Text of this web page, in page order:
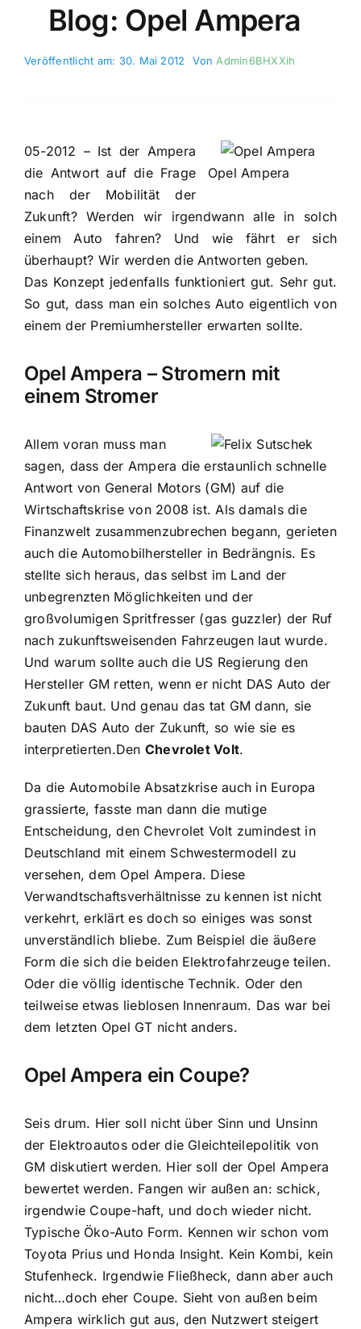
Blog: Opel Ampera
Veröffentlicht am: 30. Mai 2012 VonAdmin6BHXXih
Opel Ampera
05-2012 – Ist der Ampera
die Antwort auf die Frage
nach der Mobilität der
Zukunft? Werden wir irgendwann alle in solch
einem Auto fahren? Und wie fährt er sich
überhaupt? Wir werden die Antworten geben.
Das Konzept jedenfalls funktioniert gut. Sehr gut.
So gut, dass man ein solches Auto eigentlich von
einem der Premiumhersteller erwarten sollte.
Opel Ampera – Stromern mit
einem Stromer
Allem voran muss man
sagen, dass der Ampera die erstaunlich schnelle
Antwort von General Motors (GM) auf die
Wirtschaftskrise von 2008 ist. Als damals die
Finanzwelt zusammenzubrechen begann, gerieten
auch die Automobilhersteller in Bedrängnis. Es
stellte sich heraus, das selbst im Land der
unbegrenzten Möglichkeiten und der
großvolumigen Spritfresser (gas guzzler) der Ruf
nach zukunftsweisenden Fahrzeugen laut wurde.
Und warum sollte auch die US Regierung den
Hersteller GM retten, wenn er nicht DAS Auto der
Zukunft baut. Und genau das tat GM dann, sie
bauten DAS Auto der Zukunft, so wie sie es
interpretierten.Den Chevrolet Volt.
Da die Automobile Absatzkrise auch in Europa
grassierte, fasste man dann die mutige
Entscheidung, den Chevrolet Volt zumindest in
Deutschland mit einem Schwestermodell zu
versehen, dem Opel Ampera. Diese
Verwandtschaftsverhältnisse zu kennen ist nicht
verkehrt, erklärt es doch so einiges was sonst
unverständlich bliebe. Zum Beispiel die äußere
Form die sich die beiden Elektrofahrzeuge teilen.
Oder die völlig identische Technik. Oder den
teilweise etwas lieblosen Innenraum. Das war bei
dem letzten Opel GT nicht anders.
Opel Ampera ein Coupe?
Seis drum. Hier soll nicht über Sinn und Unsinn
der Elektroautos oder die Gleichteilepolitik von
GM diskutiert werden. Hier soll der Opel Ampera
bewertet werden. Fangen wir außen an: schick,
irgendwie Coupe-haft, und doch wieder nicht.
Typische Öko-Auto Form. Kennen wir schon vom
Toyota Prius und Honda Insight. Kein Kombi, kein
Stufenheck. Irgendwie Fließheck, dann aber auch
nicht…doch eher Coupe. Sieht von außen beim
Ampera wirklich gut aus, den Nutzwert steigert